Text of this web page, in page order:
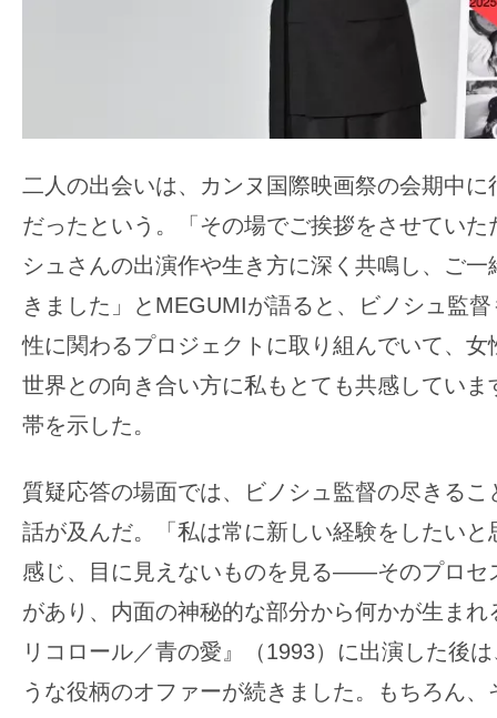
二人の出会いは、カンヌ国際映画祭の会期中
だったという。「その場でご挨拶をさせてい
シュさんの出演作や生き方に深く共鳴し、ご
きました」とMEGUMIが語ると、ビノシュ監
性に関わるプロジェクトに取り組んでいて、女
世界との向き合い方に私もとても共感していま
帯を示した。
質疑応答の場面では、ビノシュ監督の尽きる
話が及んだ。「私は常に新しい経験をしたいと
感じ、目に見えないものを見る——そのプロセ
があり、内面の神秘的な部分から何かが生ま
リコロール／青の愛』（1993）に出演した後
うな役柄のオファーが続きました。もちろん、